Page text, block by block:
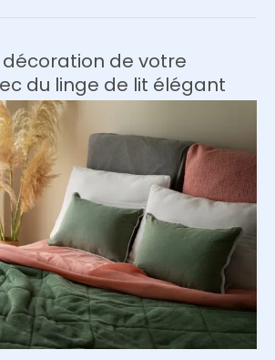
de votre
du linge de lit élégant